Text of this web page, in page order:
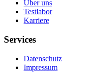
Über uns
Testlabor
Karriere
Services
Datenschutz
Impressum